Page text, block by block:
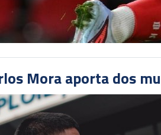
Mora aporta dos